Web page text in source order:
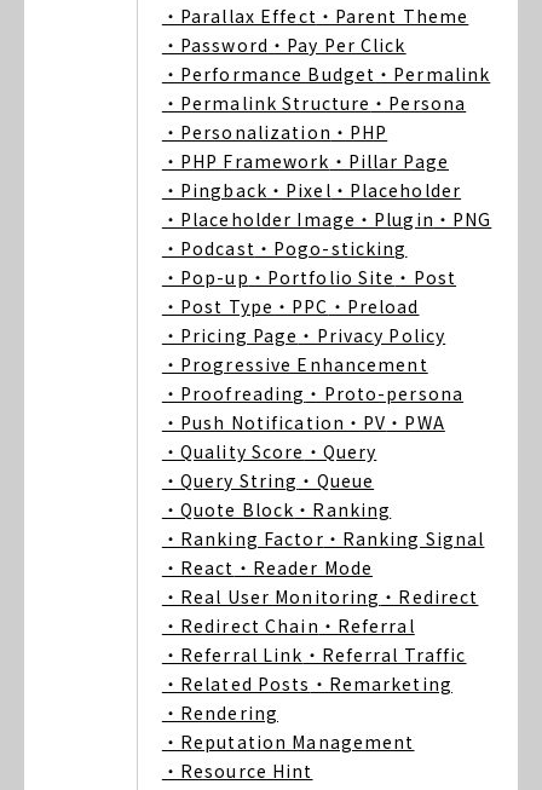
・Parallax Effect ・Parent Theme
・Password ・Pay Per Click
・Performance Budget ・Permalink
・Permalink Structure ・Persona
・Personalization ・PHP
・PHP Framework ・Pillar Page
・Pingback ・Pixel ・Placeholder
・Placeholder Image ・Plugin ・PNG
・Podcast ・Pogo-sticking
・Pop-up ・Portfolio Site ・Post
・Post Type ・PPC ・Preload
・Pricing Page ・Privacy Policy
・Progressive Enhancement
・Proofreading ・Proto-persona
・Push Notification ・PV ・PWA
・Quality Score ・Query
・Query String ・Queue
・Quote Block ・Ranking
・Ranking Factor ・Ranking Signal
・React ・Reader Mode
・Real User Monitoring ・Redirect
・Redirect Chain ・Referral
・Referral Link ・Referral Traffic
・Related Posts ・Remarketing
・Rendering
・Reputation Management
・Resource Hint